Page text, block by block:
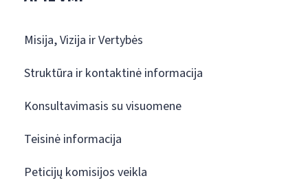
Misija, Vizija ir Vertybės
Struktūra ir kontaktinė informacija
Konsultavimasis su visuomene
Teisinė informacija
Peticijų komisijos veikla